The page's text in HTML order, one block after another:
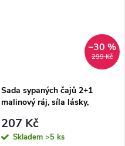
299 Kč
–30 %
Sada sypaných čajů 2+1
malinový ráj, síla lásky,
207 Kč
Skladem >5 ks